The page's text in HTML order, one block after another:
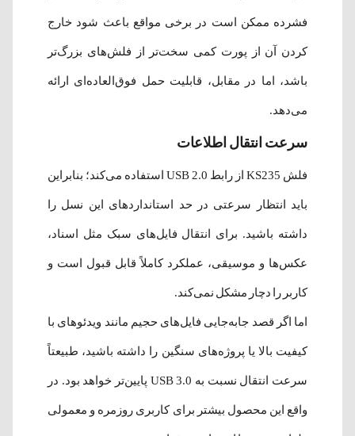
فشرده ممکن است در برخی مواقع باعث شود خارج
کردن آن از پورت کمی سخت‌تر از فلش‌های بزرگ‌تر
باشد، اما در مقابل، قابلیت حمل فوق‌العاده‌ای ارائه
می‌دهد.
سرعت انتقال اطلاعات
فلش KS235 از رابط USB 2.0 استفاده می‌کند؛ بنابراین
باید انتظار سرعتی در حد استانداردهای این نسل را
داشته باشید. برای انتقال فایل‌های سبک مثل اسناد،
عکس‌ها و موسیقی، عملکرد کاملاً قابل قبول است و
کاربر را دچار مشکل نمی‌کند.
اما اگر قصد جابه‌جایی فایل‌های حجیم مانند ویدئوهای با
کیفیت بالا یا پروژه‌های سنگین را داشته باشید، طبیعتاً
سرعت انتقال نسبت به USB 3.0 پایین‌تر خواهد بود. در
واقع این محصول بیشتر برای کاربری روزمره و معمولی